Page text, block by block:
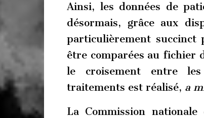
Ainsi, les données de
désormais, grâce aux
particulièrement succinct
être comparées au fichier
le croisement entre
traitements est réalisé, a
La Commission